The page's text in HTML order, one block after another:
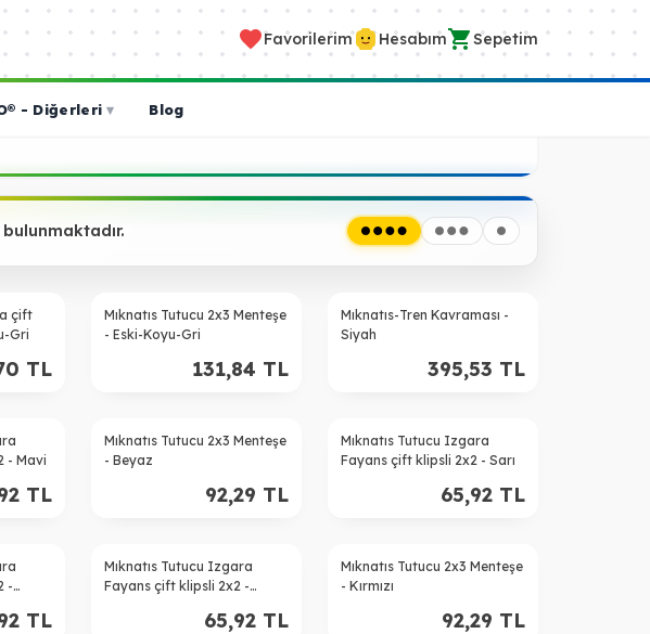
Favorilerim Hesabım Sepetim
- Diğerleri ▾ Blog
bulunmaktadır.
çift
Gri
TL
Mıknatıs Tutucu 2x3 Menteşe
- Eski-Koyu-Gri
131,84 TL
Mıknatıs-Tren Kavraması -
Siyah
395,53 TL
- Mavi
TL
Mıknatıs Tutucu 2x3 Menteşe
- Beyaz
92,29 TL
Mıknatıs Tutucu Izgara
Fayans çift klipsli 2x2 - Sarı
65,92TL
-
TL
Mıknatıs Tutucu Izgara
Fayans çift klipsli 2x2 -
65,92 TL
Mıknatıs Tutucu 2x3 Menteşe
- Kırmızı
92,29 TL